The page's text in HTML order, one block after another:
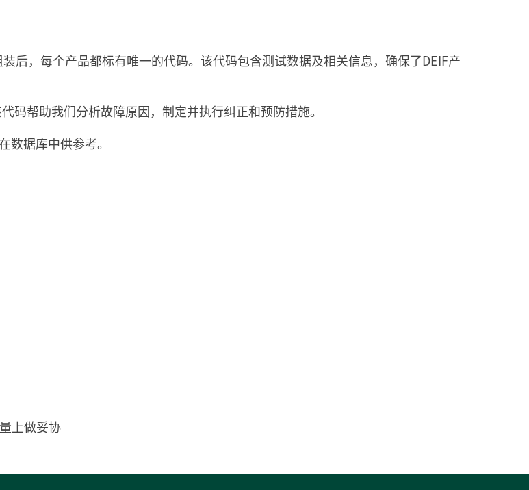
后，每个产品都标有唯一的代码。该代码包含测试数据及相关信息，确保了DEIF产
码帮助我们分析故障原因，制定并执行纠正和预防措施。
数据库中供参考。
上做妥协